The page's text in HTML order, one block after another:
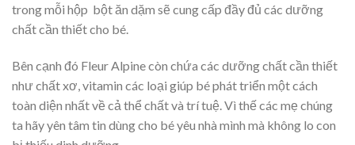
trong mỗi hộp bột ăn dặm sẽ cung cấp đầy đủ các dưỡng
chất cần thiết cho bé.
Bên cạnh đó Fleur Alpine còn chứa các dưỡng chất cần thiết
như chất xơ, vitamin các loại giúp bé phát triển một cách
toàn diện nhất về cả thể chất và trí tuệ. Vì thế các mẹ chúng
ta hãy yên tâm tin dùng cho bé yêu nhà mình mà không lo con